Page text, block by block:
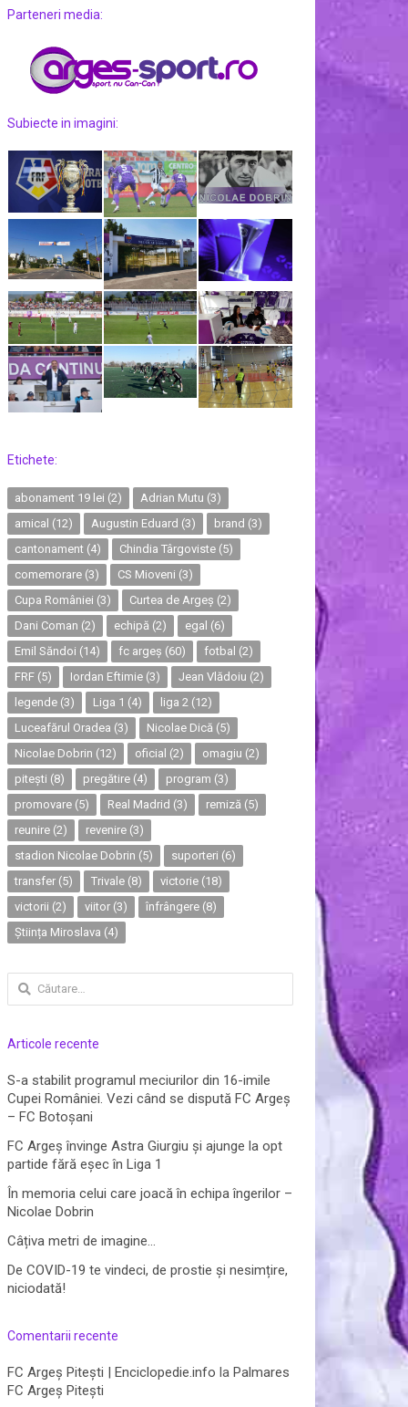
Parteneri media:
Subiecte in imagini:
Etichete:
abonament 19 lei (2) Adrian Mutu (3)
amical (12) Augustin Eduard (3) brand (3)
cantonament (4) Chindia Târgoviste (5)
comemorare (3) CS Mioveni (3)
Cupa României (3) Curtea de Argeș (2)
Dani Coman (2) echipă (2) egal (6)
Emil Săndoi (14) fc argeș (60) fotbal (2)
FRF (5) Iordan Eftimie (3) Jean Vlădoiu (2)
legende (3) Liga 1 (4) liga 2 (12)
Luceafărul Oradea (3) Nicolae Dică (5)
Nicolae Dobrin (12) oficial (2) omagiu (2)
pitești (8) pregătire (4) program (3)
promovare (5) Real Madrid (3) remiză (5)
reunire (2) revenire (3)
stadion Nicolae Dobrin (5) suporteri (6)
transfer (5) Trivale (8) victorie (18)
victorii (2) viitor (3) înfrângere (8)
Știința Miroslava (4)
Caută
după:
Articole recente
S-a stabilit programul meciurilor din 16-imile
Cupei României. Vezi când se dispută FC Argeș
– FC Botoșani
FC Argeș învinge Astra Giurgiu și ajunge la opt
partide fără eșec în Liga 1
În memoria celui care joacă în echipa îngerilor –
Nicolae Dobrin
Câțiva metri de imagine…
De COVID-19 te vindeci, de prostie și nesimțire,
niciodată!
Comentarii recente
FC Argeș Pitești | Enciclopedie.info laPalmares
FC Argeș Pitești